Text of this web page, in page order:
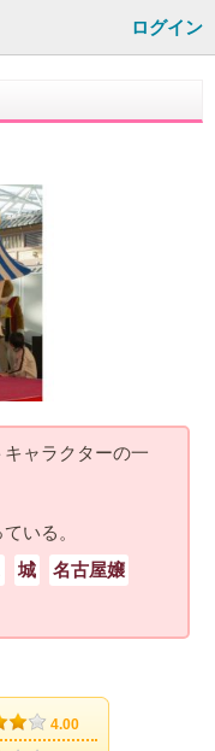
ログイン
ャラクターの一
いる。
城
名古屋嬢
4.00